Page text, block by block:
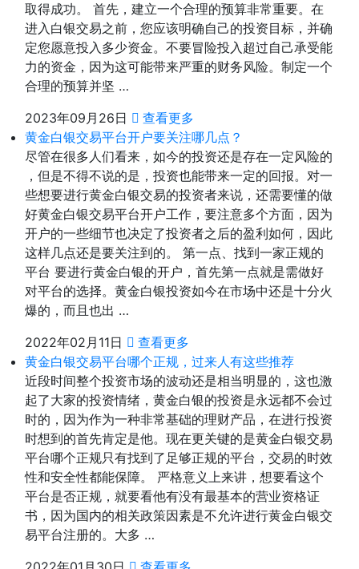
取得成功。 首先，建立一个合理的预算非常重要。在
进入白银交易之前，您应该明确自己的投资目标，并确
定您愿意投入多少资金。不要冒险投入超过自己承受能
力的资金，因为这可能带来严重的财务风险。制定一个
合理的预算并坚 …
2023年09月26日
查看更多
黄金白银交易平台开户要关注哪几点？
尽管在很多人们看来，如今的投资还是存在一定风险的
，但是不得不说的是，投资也能带来一定的回报。对一
些想要进行黄金白银交易的投资者来说，还需要懂的做
好黄金白银交易平台开户工作，要注意多个方面，因为
开户的一些细节也决定了投资者之后的盈利如何，因此
这样几点还是要关注到的。 第一点、找到一家正规的
平台 要进行黄金白银的开户，首先第一点就是需做好
对平台的选择。黄金白银投资如今在市场中还是十分火
爆的，而且也出 …
2022年02月11日
查看更多
黄金白银交易平台哪个正规，过来人有这些推荐
近段时间整个投资市场的波动还是相当明显的，这也激
起了大家的投资情绪，黄金白银的投资是永远都不会过
时的，因为作为一种非常基础的理财产品，在进行投资
时想到的首先肯定是他。现在更关键的是黄金白银交易
平台哪个正规只有找到了足够正规的平台，交易的时效
性和安全性都能保障。 严格意义上来讲，想要看这个
平台是否正规，就要看他有没有最基本的营业资格证
书，因为国内的相关政策因素是不允许进行黄金白银交
易平台注册的。大多 …